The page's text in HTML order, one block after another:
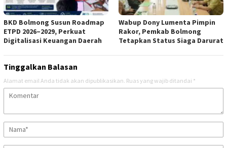
BKD Bolmong Susun Roadmap
ETPD 2026–2029, Perkuat
Digitalisasi Keuangan Daerah
Wabup Dony Lumenta Pimpin
Rakor, Pemkab Bolmong
Tetapkan Status Siaga Darurat
Tinggalkan Balasan
Alamat email Anda tidak akan dipublikasikan. Ruas yang wajib ditandai *